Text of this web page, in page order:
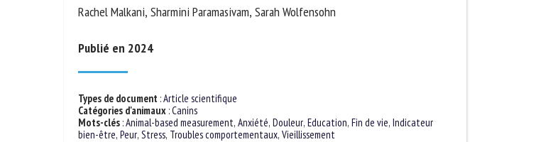
Rachel Malkani, Sharmini Paramasivam, Sarah Wolfensohn
Publié en 2024
Types de document :Article scientifique
Catégories d'animaux :Canins
Mots-clés :Animal-based measurement, Anxiété, Douleur, Education, Fin de vie, Indicateur
bien-être, Peur, Stress, Troubles comportementaux, Vieillissement